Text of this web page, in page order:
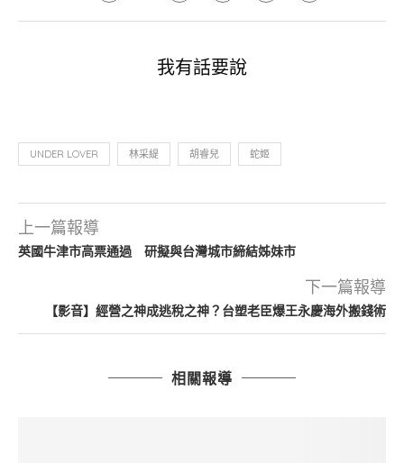
我有話要說
UNDER LOVER 林采緹 胡睿兒 蛇姬
上一篇報導
英國牛津市高票通過 研擬與台灣城市締結姊妹市
下一篇報導
【影音】經營之神成逃稅之神？台塑老臣爆王永慶海外搬錢術
相關報導